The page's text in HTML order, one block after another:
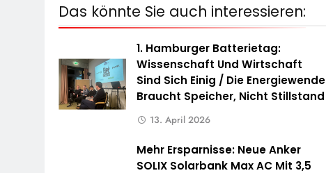
Das könnte Sie auch interessieren:
1. Hamburger Batterietag:
Wissenschaft Und Wirtschaft
Sind Sich Einig / Die Energiewende
Braucht Speicher, Nicht Stillstand
13. April 2026
Mehr Ersparnisse: Neue Anker
SOLIX Solarbank Max AC Mit 3,5